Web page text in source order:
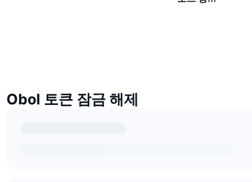
Obol 토큰 잠금 해제